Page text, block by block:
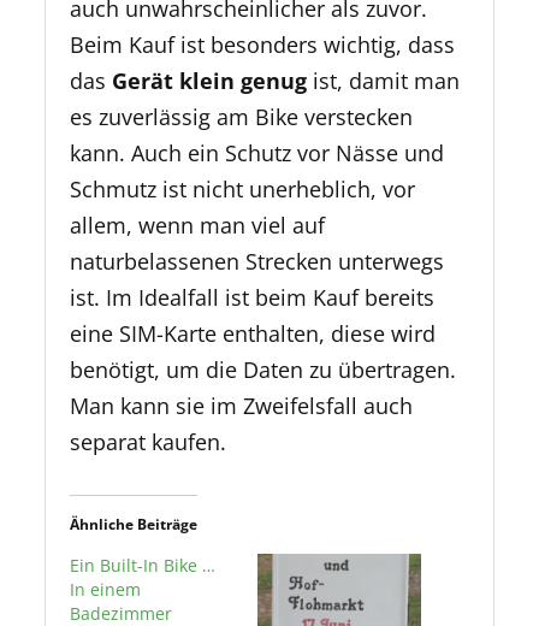
auch unwahrscheinlicher als zuvor.
Beim Kauf ist besonders wichtig, dass
das Gerät klein genug ist, damit man
es zuverlässig am Bike verstecken
kann. Auch ein Schutz vor Nässe und
Schmutz ist nicht unerheblich, vor
allem, wenn man viel auf
naturbelassenen Strecken unterwegs
ist. Im Idealfall ist beim Kauf bereits
eine SIM-Karte enthalten, diese wird
benötigt, um die Daten zu übertragen.
Man kann sie im Zweifelsfall auch
separat kaufen.
Ähnliche Beiträge
Ein Built-In Bike …
In einem
Badezimmer